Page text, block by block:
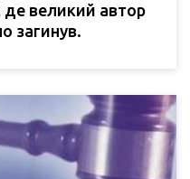
великий автор
загинув.